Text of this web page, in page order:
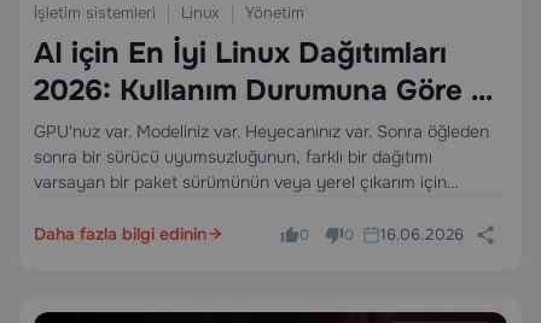
İşletim sistemleri Linux Yönetim
AI için En İyi Linux Dağıtımları
2026: Kullanım Durumuna Göre 4
Pratik Seçim
GPU'nuz var. Modeliniz var. Heyecanınız var. Sonra öğleden
sonra bir sürücü uyumsuzluğunun, farklı bir dağıtımı
varsayan bir paket sürümünün veya yerel çıkarım için
güncellemenin içinde kaybolur. 2026'da Linux dağıtımı seçimi
Daha fazla bilgi edinin 0 0 16.06.2026